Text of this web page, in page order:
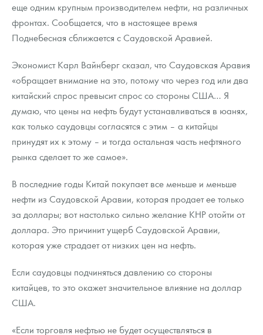
еще одним крупным производителем нефти, на различных
фронтах. Сообщается, что в настоящее время
Поднебесная сближается с Саудовской Аравией.
Экономист Карл Вайнберг сказал, что Саудовская Аравия
«обращает внимание на это, потому что через год или два
китайский спрос превысит спрос со стороны США… Я
думаю, что цены на нефть будут устанавливаться в юанях,
как только саудовцы согласятся с этим – а китайцы
принудят их к этому – и тогда остальная часть нефтяного
рынка сделает то же самое».
В последние годы Китай покупает все меньше и меньше
нефти из Саудовской Аравии, которая продает ее только
за доллары; вот настолько сильно желание КНР отойти от
доллара. Это причинит ущерб Саудовской Аравии,
которая уже страдает от низких цен на нефть.
Если саудовцы подчиняться давлению со стороны
китайцев, то это окажет значительное влияние на доллар
США.
«Если торговля нефтью не будет осуществляться в